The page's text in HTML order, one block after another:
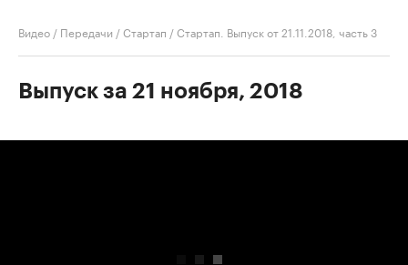
Видео / Передачи /Стартап /Стартап. Выпуск от 21.11.2018, часть 3
Выпуск за 21 ноября, 2018